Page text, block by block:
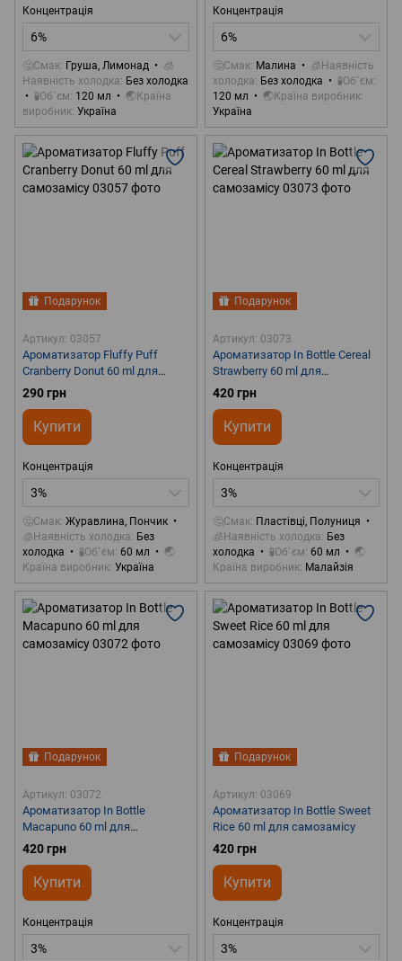
Концентрація
6%
🤔Смак Груша, Лимонад
🧊
Наявність холодка Без холодка
🧪Об`єм 120 мл
🌏Країна
виробник Україна
Концентрація
6%
🤔Смак Малина
🧊Наявність
холодка Без холодка
🧪Об`єм
120 мл
🌏Країна виробник
Україна
Подарунок
Артикул: 03057
Ароматизатор Fluffy Puff
Cranberry Donut 60 ml для
самозамісу
290 грн
Купити
Концентрація
3%
🤔Смак Журавлина, Пончик
🧊Наявність холодка
Без
холодка
🧪Об`єм 60 мл
🌏
Країна виробник Україна
Подарунок
Артикул: 03073
Ароматизатор In Bottle Cereal
Strawberry 60 ml для
самозамісу
420 грн
Купити
Концентрація
3%
🤔Смак Пластівці, Полуниця
🧊Наявність холодка
Без
холодка
🧪Об`єм 60 мл
🌏
Країна виробник Малайзія
Подарунок
Артикул: 03072
Ароматизатор In Bottle
Macapuno 60 ml для
самозамісу
420 грн
Купити
Концентрація
3%
Подарунок
Артикул: 03069
Ароматизатор In Bottle Sweet
Rice 60 ml для самозамісу
420 грн
Купити
Концентрація
3%